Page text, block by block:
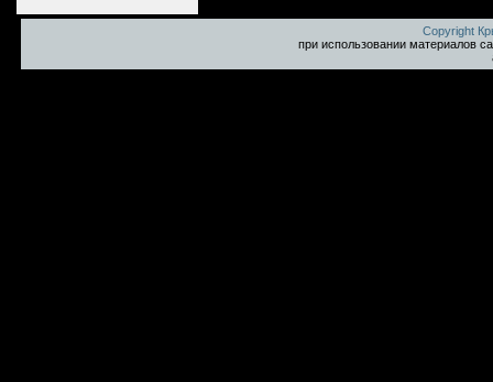
Copyright
при использовании материалов